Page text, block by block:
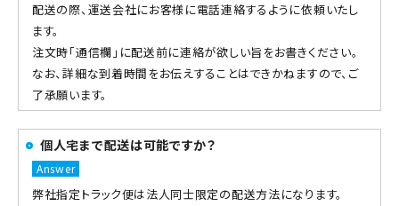
配送の際、運送会社にお客様に電話連絡するように依頼いたし
ます。
注文時「通信欄」に配送前に連絡が欲しい旨をお書きください。
なお、詳細な到着時間をお伝えすることはできかねますので、ご
了承願います。
個人宅まで配送は可能ですか？
弊社指定トラック便は法人同士限定の配送方法になります。